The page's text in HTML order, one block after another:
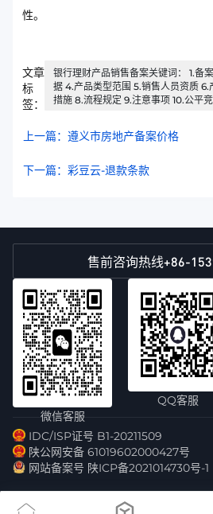
性。
文章
标
签：
银行理财产品销售备案关键词： 1.备
据 4.产品类型范围 5.销售人员资质 6.
措施 8.流程规定 9.注意事项 10.公平
上一篇：遵义市房地产备案价格
下一篇：彩豆云-退款条款
售前咨询热线+86-
微信客服
QQ客服
IDC/ISP证号 B1-20211509
陕公网安备 61019602000427号
网站备案号 陕ICP备2021014730号-1